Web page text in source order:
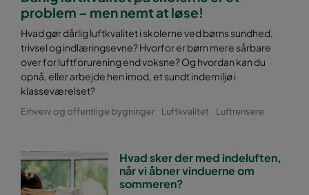
problem – men nemt at løse!
Hvad gør dårlig luftkvalitet i skolerne ved børns sundhed,
trivsel og indlæringsevne? Hvorfor er børn mere sårbare
over for luftforurening end voksne? Og hvordan kan du
opnå, eller arbejde hen imod, et sundt indemiljø i
klasseværelset?
Erhverv og offentlige bygninger Luftkvalitet Luftrensere
Hvad sker der med indeluften,
når vi åbner vinduerne om
sommeren?